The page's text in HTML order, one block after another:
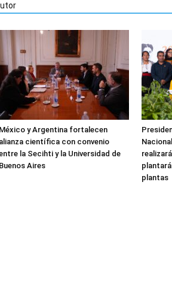
México y Argentina fortalecen
alianza científica con convenio
la Secihti y la Universidad de
Buenos Aires
plantas